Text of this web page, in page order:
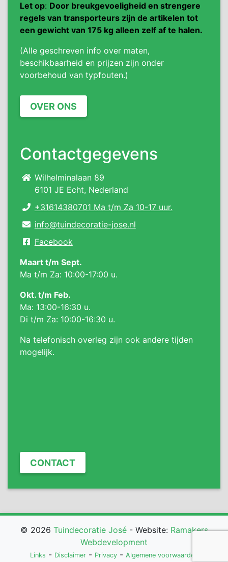
Let op: Door breukgevoeligheid en strengere
regels van transporteurs zijn de artikelen tot
een gewicht van 175 kg alleen zelf af te halen.
(Alle geschreven info over maten,
beschikbaarheid en prijzen zijn onder
voorbehoud van typfouten.)
OVER ONS
Contactgegevens
Wilhelminalaan 89
6101 JE Echt, Nederland
+31614380701 Ma t/m Za 10-17 uur.
info@tuindecoratie-jose.nl
Facebook
Maart t/m Sept.
Ma t/m Za: 10:00-17:00 u.
Okt. t/m Feb.
Ma: 13:00-16:30 u.
Di t/m Za: 10:00-16:30 u.
Na telefonisch overleg zijn ook andere tijden
mogelijk.
CONTACT
© 2026 Tuindecoratie José- Website: Ramakers
Webdevelopment
Links - Disclaimer - Privacy - Algemene voorwaarden